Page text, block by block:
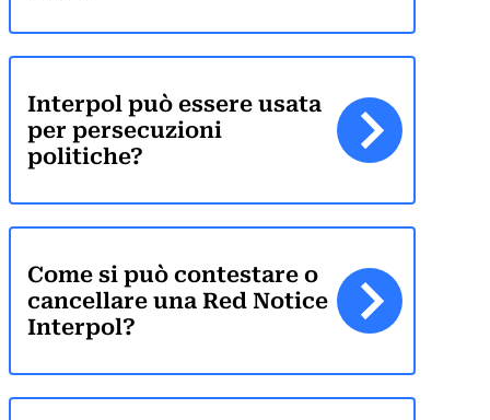
Interpol può essere usata
per persecuzioni
politiche?
Come si può contestare o
cancellare una Red Notice
Interpol?